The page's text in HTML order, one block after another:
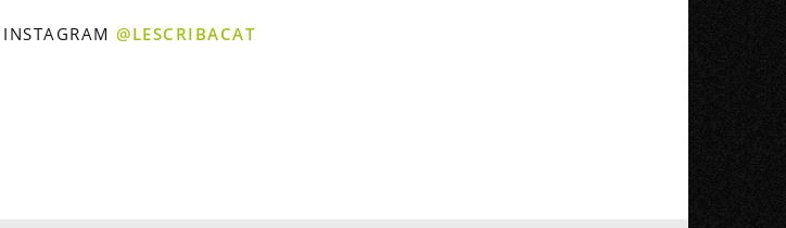
@LESCRIBACAT